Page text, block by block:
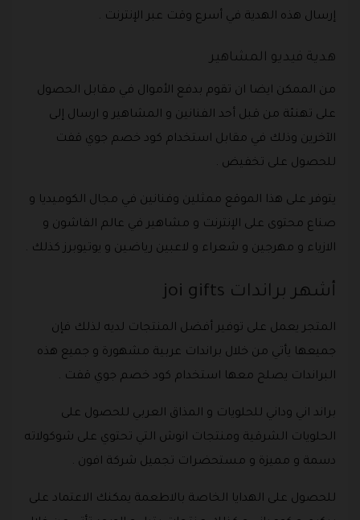
إرسال هذه الهدية في أسرع وقت عبر الإنترنت .
هدية فيديو المشاهير
من الممكن ايضا ان تقوم بدفع الأموال في مقابل الحصول
على تهنئة من قبل أحد الفنانين و المشاهير و ارسال إلى
الآخرين وذلك في مقابل استخدام كود خصم جوي قفت
للحصول على تخفيض .
يتوفر على هذا الموقع ممثلين وفنانين في مجال الكوميديا و
صناع محتوى على الإنترنت و مشاهير في عالم الفاشون و
الازياء و مهرجين و شعراء و لاعبين رياضين و يوتيوبرز كذلك .
أشهر براندات joi gifts
المتجر يعمل على توفير أفضل المنتجات لديه لذلك فإن
جميعها يأتي من خلال براندات عربية مشهورة و جميع هذه
البراندات يصلح معها استخدام كود خصم جوي قفت .
براند اني وداني للحلويات و المذاق العربي للحصول على
الحلويات الشرقية ومنتجات انوش التي تحتوي على شوكولاته
دسمة و مميزة و مستحضرات تجميل شركة افون .
للحصول على الهدايا الخاصة بالاطعمة يمكنك الاعتماد على